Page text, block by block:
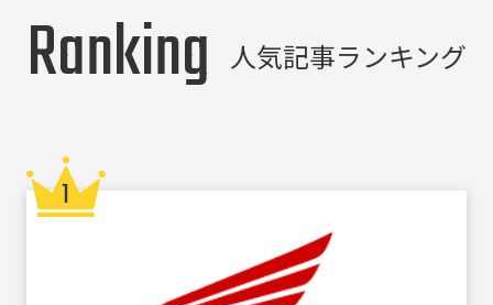
Ranking 人気記事ランキング